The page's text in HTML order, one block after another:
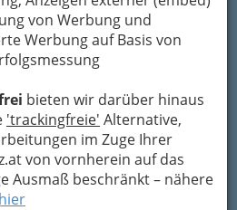
von Werbung und
Werbung auf Basis von
bieten wir darüber hinaus
'trackingfreie' Alternative,
im Zuge Ihrer
von vornherein auf das
Ausmaß beschränkt – nähere
hier
8010 Graz